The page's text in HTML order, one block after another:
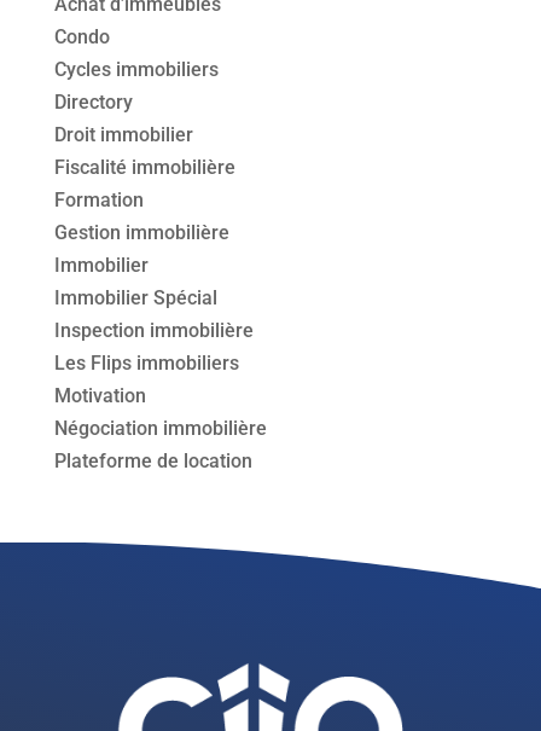
Condo
Cycles immobiliers
Directory
Droit immobilier
Fiscalité immobilière
Formation
Gestion immobilière
Immobilier
Immobilier Spécial
Inspection immobilière
Les Flips immobiliers
Motivation
Négociation immobilière
Plateforme de location